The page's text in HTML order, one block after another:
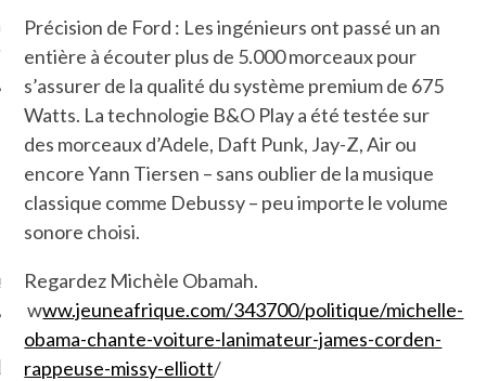
surla-femme-qui-
MOI SUR
TWITTER
@Isa_Monrozier
ARCACHON
Précision de Ford : Les ingénieurs ont passé un an
entière à écouter plus de 5.000 morceaux pour
s’assurer de la qualité du système premium de 675
Watts. La technologie B&O Play a été testée sur
des morceaux d’Adele, Daft Punk, Jay-Z, Air ou
encore Yann Tiersen – sans oublier de la musique
classique comme Debussy – peu importe le volume
sonore choisi.
Regardez Michèle Obamah.
www.jeuneafrique.com/343700/politique/michelle-
obama-chante-voiture-lanimateur-james-corden-
rappeuse-missy-elliott/